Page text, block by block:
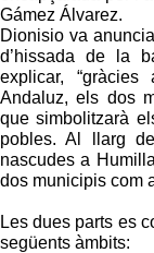
Gámez Álvarez.
Dionisio va
d’hissada de la
explicar,
Andaluz, els dos
que simbolitzarà
pobles. Al llarg
nascudes a
dos municipis com
Les dues parts es
següents àmbits: